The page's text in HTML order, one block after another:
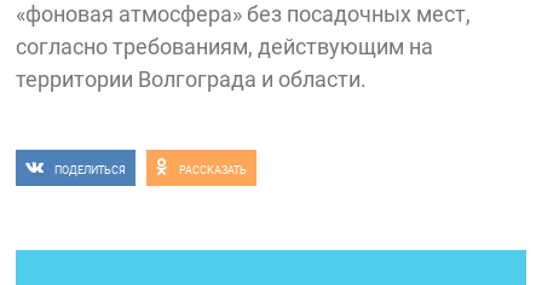
«фоновая атмосфера» без посадочных мест,
согласно требованиям, действующим на
территории Волгограда и области.
ПОДЕЛИТЬСЯ РАССКАЗАТЬ